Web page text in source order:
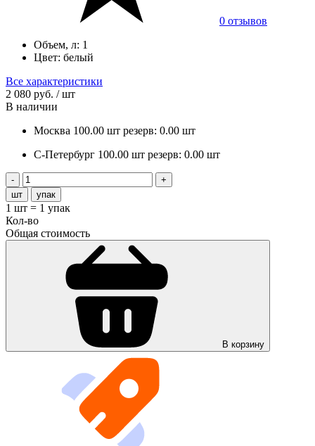
0 отзывов
Объем, л: 1
Цвет: белый
Все характеристики
2 080 руб. / шт
В наличии
Москва 100.00 шт резерв: 0.00 шт
С-Петербург 100.00 шт резерв: 0.00 шт
шт упак
1 шт = 1 упак
Кол-во
Общая стоимость
В корзину